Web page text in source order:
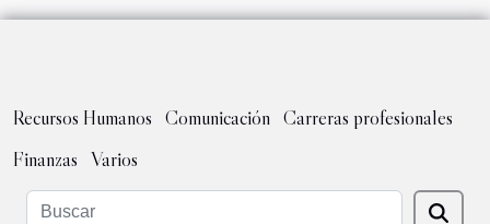
Recursos Humanos Comunicación Carreras profesionales
Finanzas Varios